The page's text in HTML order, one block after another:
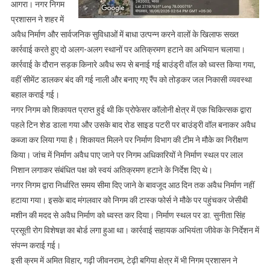
पर
बनाई
बाउंड्री
ध्वस्त
आगरा। नगर निगम
प्रशासन ने शहर में
अवैध निर्माण और सार्वजनिक सुविधाओं में बाधा उत्पन्न करने वालों के खिलाफ सख्त
कार्रवाई करते हुए दो अलग-अलग स्थानों पर अतिक्रमण हटाने का अभियान चलाया।
कार्रवाई के दौरान सड़क किनारे अवैध रूप से बनाई गई बाउंड्री वॉल को ध्वस्त किया गया,
वहीं सीमेंट डालकर बंद की गई नाली और बनाए गए रैंप को तोड़कर जल निकासी व्यवस्था
बहाल कराई गई।
नगर निगम को शिकायत प्राप्त हुई थी कि प्रोफेसर कॉलोनी क्षेत्र में एक चिकित्सक द्वारा
पहले टिन शेड डाला गया और उसके बाद रोड साइड पटरी पर बाउंड्री वॉल बनाकर अवैध
कब्जा कर लिया गया है। शिकायत मिलने पर निर्माण विभाग की टीम ने मौके का निरीक्षण
किया। जांच में निर्माण अवैध पाए जाने पर निगम अधिकारियों ने निर्माण स्थल पर लाल
निशान लगाकर संबंधित पक्ष को स्वयं अतिक्रमण हटाने के निर्देश दिए थे।
नगर निगम द्वारा निर्धारित समय सीमा दिए जाने के बावजूद आठ दिन तक अवैध निर्माण नहीं
हटाया गया। इसके बाद मंगलवार को निगम की टास्क फोर्स ने मौके पर पहुंचकर जेसीबी
मशीन की मदद से अवैध निर्माण को ध्वस्त कर दिया। निर्माण स्थल पर डा. सुनीता सिंह
प्रसूती रोग विशेषज्ञ का बोर्ड लगा हुआ था। कार्रवाई सहायक अभियंता जीवेक के निर्देशन में
संपन्न कराई गई।
इसी क्रम में अमित विहार, गढ़ी जीवनराम, टेढ़ी बगिया क्षेत्र में भी निगम प्रशासन ने